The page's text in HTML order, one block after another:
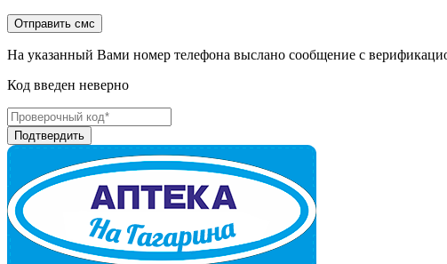
На указанный Вами номер телефона выслано сообщение с
Код введен неверно